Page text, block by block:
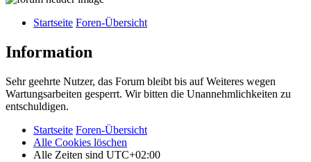
Startseite Foren-Übersicht
Information
Sehr geehrte Nutzer, das Forum bleibt bis auf Weiteres wegen
Wartungsarbeiten gesperrt. Wir bitten die Unannehmlichkeiten zu
entschuldigen.
Startseite Foren-Übersicht
Alle Cookies löschen
Alle Zeiten sind UTC+02:00